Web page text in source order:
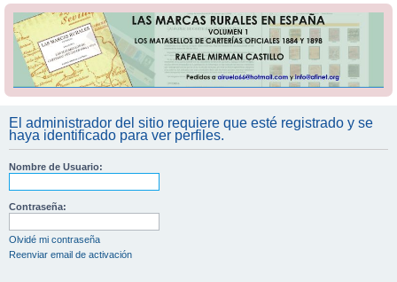
El administrador del sitio requiere que esté registrado y se
haya identificado para ver perfiles.
Nombre de Usuario:
Contraseña:
Olvidé mi contraseña
Reenviar email de activación